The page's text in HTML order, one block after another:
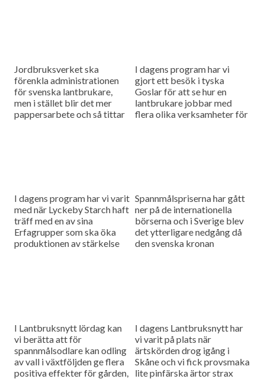
Jordbruksverket ska
förenkla administrationen
för svenska lantbrukare,
men i stället blir det mer
pappersarbete och så tittar
I dagens program har vi
gjort ett besök i tyska
Goslar för att se hur en
lantbrukare jobbar med
flera olika verksamheter för
I dagens program har vi varit
med när Lyckeby Starch haft
träff med en av sina
Erfagrupper som ska öka
produktionen av stärkelse
Spannmålspriserna har gått
ner på de internationella
börserna och i Sverige blev
det ytterligare nedgång då
den svenska kronan
I Lantbruksnytt lördag kan
vi berätta att för
spannmålsodlare kan odling
av vall i växtföljden ge flera
positiva effekter för gården,
I dagens Lantbruksnytt har
vi varit på plats när
ärtskörden drog igång i
Skåne och vi fick provsmaka
lite pinfärska ärtor strax